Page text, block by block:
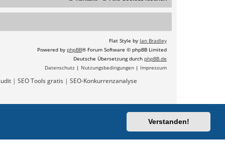
Verstanden!
Flat Style by Ian Bradley
Powered by phpBB® Forum Software © phpBB Limited
Deutsche Übersetzung durch phpBB.de
Datenschutz | Nutzungsbedingungen | Impressum
| SEO Tools gratis | SEO-Konkurrenzanalyse